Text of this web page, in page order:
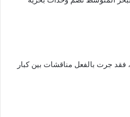
فقد جرت بالفعل مناقشات بين كبار